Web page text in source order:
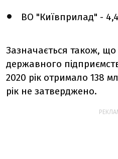
ВО "Київприлад" -
Зазначається також,
державного
2020 рік отримало 138
рік не затверджено.